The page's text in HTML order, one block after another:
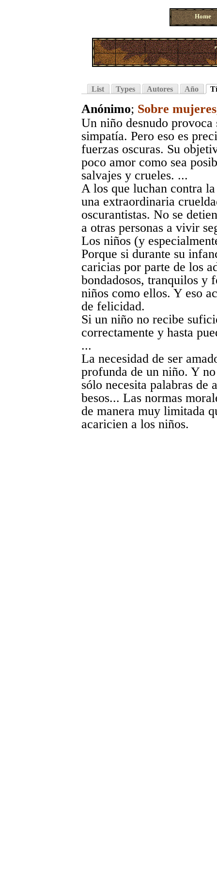
Home
List Types Autores Año
Anónimo; Sobre
Un niño desnudo
simpatía. Pero eso es
fuerzas oscuras. Su
poco amor como sea
salvajes y crueles. ...
A los que luchan contra
una extraordinaria
oscurantistas. No se
a otras personas a vivir
Los niños (y
Porque si durante su
caricias por parte de los
bondadosos, tranquilos y
niños como ellos. Y eso
de felicidad.
Si un niño no recibe
correctamente y hasta
...
La necesidad de ser
profunda de un niño. Y
sólo necesita palabras de
besos... Las normas
de manera muy limitada
acaricien a los niños.